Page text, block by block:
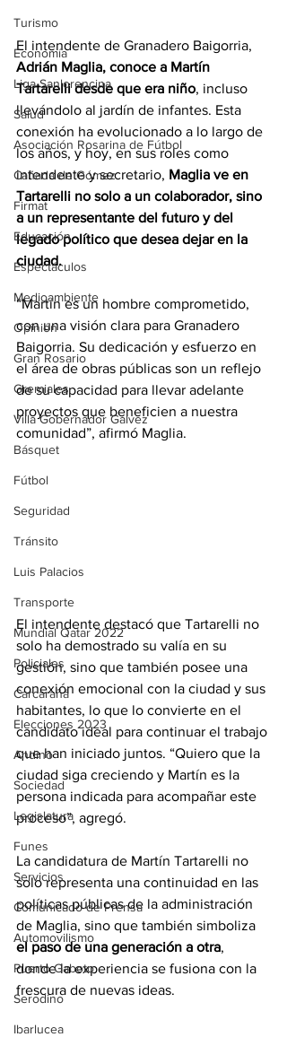
Turismo
Economía
Liga Sanlorencina
Salud
Asociación Rosarina de Fútbol
Cañada de Gómez
Firmat
Educación
Espectáculos
Medioambiente
Opinión
Gran Rosario
Gremiales
Villa Gobernador Gálvez
Básquet
Fútbol
Seguridad
Tránsito
Luis Palacios
Transporte
Mundial Qatar 2022
Policiales
Carcarañá
Elecciones 2023
Andino
Sociedad
Legislatura
Funes
Servicios
Comunicado de Prensa
Automovilismo
Puerto Gaboto
Serodino
Ibarlucea
El intendente de Granadero Baigorria,
Adrián Maglia, conoce a Martín
Tartarelli desde que era niño, incluso
llevándolo al jardín de infantes. Esta
conexión ha evolucionado a lo largo de
los años, y hoy, en sus roles como
intendente y secretario, Maglia ve en
Tartarelli no solo a un colaborador, sino
a un representante del futuro y del
legado político que desea dejar en la
ciudad.
“Martín es un hombre comprometido,
con una visión clara para Granadero
Baigorria. Su dedicación y esfuerzo en
el área de obras públicas son un reflejo
de su capacidad para llevar adelante
proyectos que beneficien a nuestra
comunidad”, afirmó Maglia.
El intendente destacó que Tartarelli no
solo ha demostrado su valía en su
gestión, sino que también posee una
conexión emocional con la ciudad y sus
habitantes, lo que lo convierte en el
candidato ideal para continuar el trabajo
que han iniciado juntos. “Quiero que la
ciudad siga creciendo y Martín es la
persona indicada para acompañar este
proceso”, agregó.
La candidatura de Martín Tartarelli no
solo representa una continuidad en las
políticas públicas de la administración
de Maglia, sino que también simboliza
el paso de una generación a otra,
donde la experiencia se fusiona con la
frescura de nuevas ideas.